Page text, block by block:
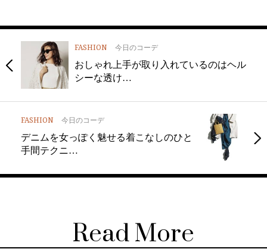
FASHION 今日のコーデ
おしゃれ上手が取り入れているのはヘル
シーな透け…
FASHION 今日のコーデ
デニムを女っぽく魅せる着こなしのひと
手間テクニ…
Read More